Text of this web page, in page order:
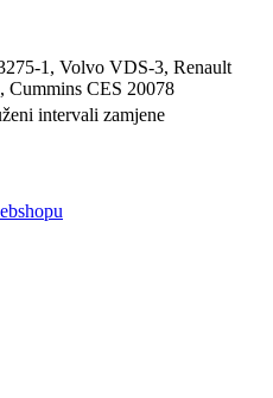
1, Volvo VDS-3, Renault
CES 20078
intervali zamjene